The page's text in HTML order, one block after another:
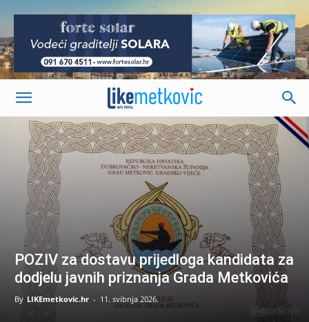
-
POZIV za dostavu prijedloga kandidata za
dodjelu javnih priznanja Grada Metkovića
By LIKEmetkovic.hr - 11. svibnja 2026.